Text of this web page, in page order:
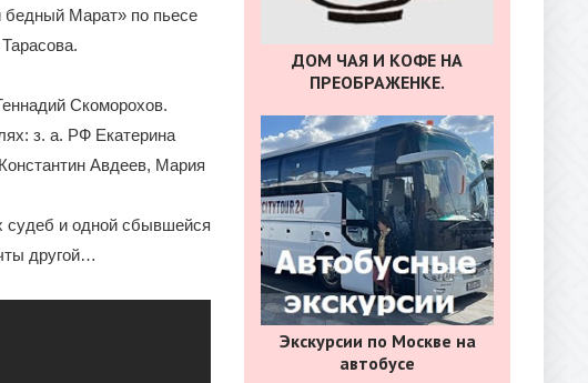
бедный Марат» по пьесе
Скоморохов.
з. а. РФ Екатерина
Авдеев, Мария
судеб и одной сбывшейся
другой…
ДОМ ЧАЯ И КОФЕ НА
ПРЕОБРАЖЕНКЕ.
Экскурсии по Москве на
автобусе